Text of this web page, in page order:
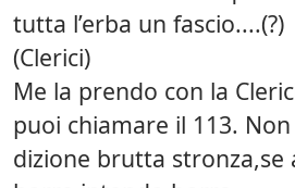
tutta l’erba un fascio....(?)
(Clerici)
Me la prendo con la
puoi chiamare il 113.
dizione brutta stronza,se